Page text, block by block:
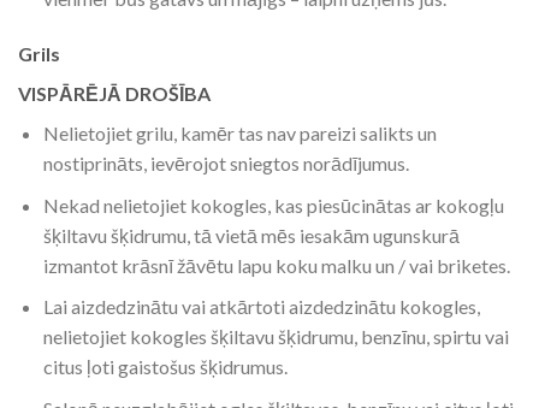
Grils
VISPĀRĒJĀ DROŠĪBA
Nelietojiet grilu, kamēr tas nav pareizi salikts un
nostiprināts, ievērojot sniegtos norādījumus.
Nekad nelietojiet kokogles, kas piesūcinātas ar kokogļu
šķiltavu šķidrumu, tā vietā mēs iesakām ugunskurā
izmantot krāsnī žāvētu lapu koku malku un / vai briketes.
Lai aizdedzinātu vai atkārtoti aizdedzinātu kokogles,
nelietojiet kokogles šķiltavu šķidrumu, benzīnu, spirtu vai
citus ļoti gaistošus šķidrumus.